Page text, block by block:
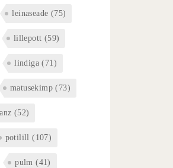
leinaseade (75)
lillepott (59)
lindiga (71)
matusekimp (73)
(52)
potilill (107)
pulm (41)